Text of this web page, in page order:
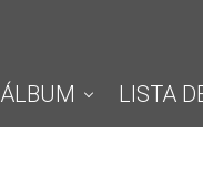
ÁLBUM LISTA